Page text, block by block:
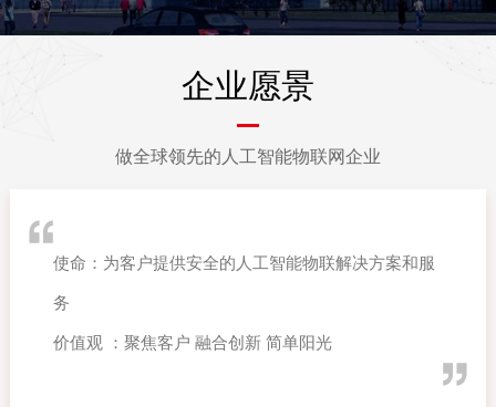
企业愿景
做全球领先的人工智能物联网企业
使命：为客户提供安全的人工智能物联解决方案和服
务
价值观 ：聚焦客户 融合创新 简单阳光